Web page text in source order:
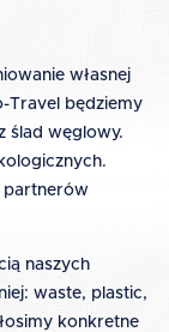
własnej
Travel będziemy
ślad węglowy.
partnerów
naszych
waste, plastic,
konkretne